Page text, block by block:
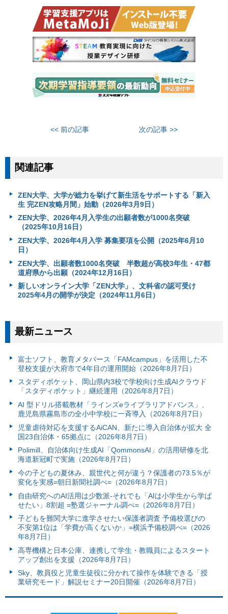
<< 前の記事 次の記事 >>
関連記事
ZEN大学、大学が総力を挙げて新生活をサポートする「新入
生 完ZEN攻略月間」始動（2026年3月9日）
ZEN大学、2026年4月入学生の出願者数が1000名突破
（2025年10月16日）
ZEN⼤学、2026年4⽉⼊学 募集要項を公開（2025年6月10
日）
ZEN大学、出願者数1000名突破 半数超が高校3年生・47都
道府県から出願（2024年12月16日）
新しいオンライン大学「ZEN大学」、文科省の認可受け
2025年4月の開学が決定（2024年11月6日）
最新ニュース
富⼠ソフト、教育メタバース「FAMcampus」を活用した不
登校支援が大府市で4年目の運用開始（2026年8月7日）
スタディポケット、岡山県内3校で学校向け生成AIクラウド
「スタディポケット」継続運用（2026年8月7日）
AI 型ドリル搭載教材「ラインズeライブラリアドバンス」、
鹿児島県霧島市の全小中学校に一斉導入（2026年8月7日）
児童虐待対応を支援するAiCAN、新たに導入自治体が拡大 全
国23自治体・65拠点に（2026年8月7日）
Polimill、自治体向け生成AI「QommonsAI」の活用研修を北
海道新冠町で実施（2026年8月7日）
今の子どもの夏休み、親世代と何が違う？保護者の73.5％が
変化を実感=朝日新聞社調べ=（2026年8月7日）
自由研究へのAI活用は少数派-それでも「AIは小学生から学ば
せたい」8割超 =塾選ジャーナル調べ=（2026年8月7日）
子どもを難関大学に進学させたい保護者調査 予備校選びの
不安第1位は「学費が高くないか」=横浜予備校調べ=（2026
年8月7日）
高専機構と日本公庫、連携して学生・教職員によるスタート
アップ創出を支援（2026年8月7日）
Sky、教員役と児童生徒役に分かれて操作を体験できる「授
業研究モード」解説セミナー20日開催（2026年8月7日）